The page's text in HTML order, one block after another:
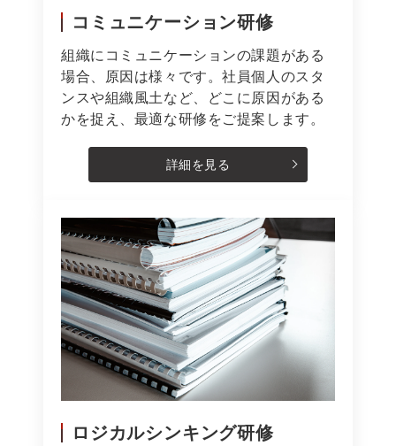
コミュニケーション研修
組織にコミュニケーションの課題がある
場合、原因は様々です。社員個人のスタ
ンスや組織風土など、どこに原因がある
かを捉え、最適な研修をご提案します。
詳細を見る
ロジカルシンキング研修